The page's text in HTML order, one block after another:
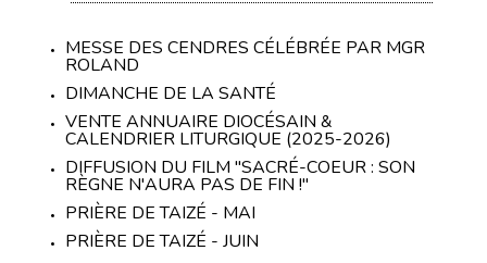
MESSE DES CENDRES CÉLÉBRÉE PAR MGR
ROLAND
DIMANCHE DE LA SANTÉ
VENTE ANNUAIRE DIOCÉSAIN &
CALENDRIER LITURGIQUE (2025-2026)
DIFFUSION DU FILM "SACRÉ-COEUR : SON
RÈGNE N'AURA PAS DE FIN !"
PRIÈRE DE TAIZÉ - MAI
PRIÈRE DE TAIZÉ - JUIN